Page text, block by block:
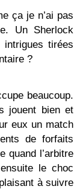
ça je n’ai pas
Un Sherlock
intrigues tirées
?
beaucoup.
jouent bien et
eux un match
de forfaits
quand l’arbitre
le choc
à suivre